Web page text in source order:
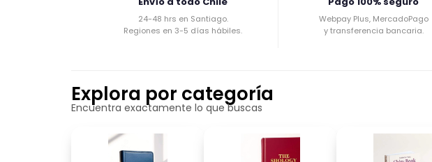
24-48 hrs en Santiago.
Regiones en 3-5 días hábiles.
Webpay Plus, MercadoPago
y transferencia bancaria.
Explora por categoría
Encuentra exactamente lo que buscas